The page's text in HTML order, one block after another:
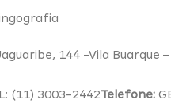
144 -Vila Buarque –
(11) 3003-2442Telefone: